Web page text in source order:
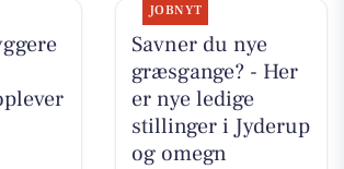
JOBNYT
Savner du nye
græsgange? - Her
er nye ledige
stillinger i Jyderup
og omegn